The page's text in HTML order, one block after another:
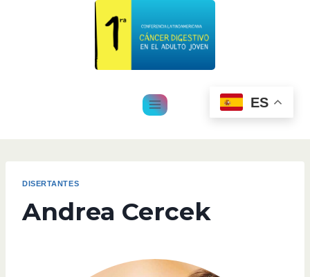
ES
DISERTANTES
Andrea Cercek